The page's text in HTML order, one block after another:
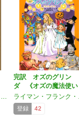
完訳 オズのグリン
ダ 《オズの魔法使い
シリー…
登録 42